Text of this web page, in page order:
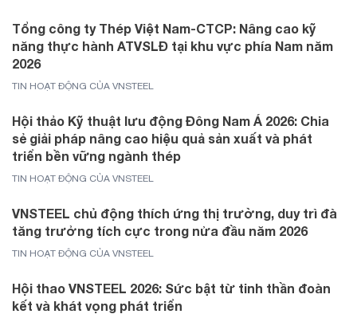
Tổng công ty Thép Việt Nam-CTCP: Nâng cao kỹ
năng thực hành ATVSLĐ tại khu vực phía Nam năm
2026
TIN HOẠT ĐỘNG CỦA VNSTEEL
Hội thảo Kỹ thuật lưu động Đông Nam Á 2026: Chia
sẻ giải pháp nâng cao hiệu quả sản xuất và phát
triển bền vững ngành thép
TIN HOẠT ĐỘNG CỦA VNSTEEL
VNSTEEL chủ động thích ứng thị trường, duy trì đà
tăng trưởng tích cực trong nửa đầu năm 2026
TIN HOẠT ĐỘNG CỦA VNSTEEL
Hội thao VNSTEEL 2026: Sức bật từ tinh thần đoàn
kết và khát vọng phát triển